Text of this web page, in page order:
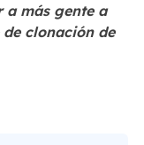
a más gente a
clonación de